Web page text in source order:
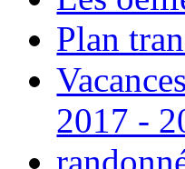
Plan
2017 -